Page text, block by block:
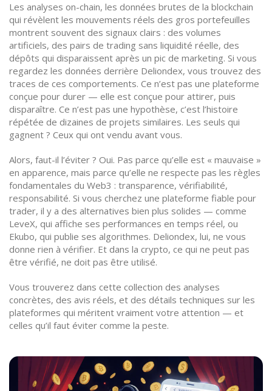
Les analyses on-chain, les données brutes de la blockchain
qui révèlent les mouvements réels des gros portefeuilles
montrent souvent des signaux clairs : des volumes
artificiels, des pairs de trading sans liquidité réelle, des
dépôts qui disparaissent après un pic de marketing. Si vous
regardez les données derrière Deliondex, vous trouvez des
traces de ces comportements. Ce n’est pas une plateforme
conçue pour durer — elle est conçue pour attirer, puis
disparaître. Ce n’est pas une hypothèse, c’est l’histoire
répétée de dizaines de projets similaires. Les seuls qui
gagnent ? Ceux qui ont vendu avant vous.
Alors, faut-il l’éviter ? Oui. Pas parce qu’elle est « mauvaise »
en apparence, mais parce qu’elle ne respecte pas les règles
fondamentales du Web3 : transparence, vérifiabilité,
responsabilité. Si vous cherchez une plateforme fiable pour
trader, il y a des alternatives bien plus solides — comme
LeveX, qui affiche ses performances en temps réel, ou
Ekubo, qui publie ses algorithmes. Deliondex, lui, ne vous
donne rien à vérifier. Et dans la crypto, ce qui ne peut pas
être vérifié, ne doit pas être utilisé.
Vous trouverez dans cette collection des analyses
concrètes, des avis réels, et des détails techniques sur les
plateformes qui méritent vraiment votre attention — et
celles qu’il faut éviter comme la peste.